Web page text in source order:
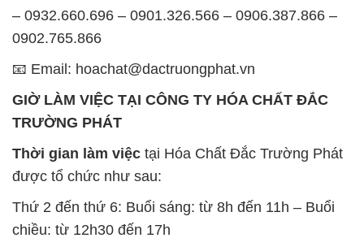
– 0932.660.696 – 0901.326.566 – 0906.387.866 –
0902.765.866
📧 Email: hoachat@dactruongphat.vn
GIỜ LÀM VIỆC TẠI CÔNG TY HÓA CHẤT ĐẮC
TRƯỜNG PHÁT
Thời gian làm việc tại Hóa Chất Đắc Trường Phát
được tổ chức như sau:
Thứ 2 đến thứ 6: Buổi sáng: từ 8h đến 11h – Buổi
chiều: từ 12h30 đến 17h